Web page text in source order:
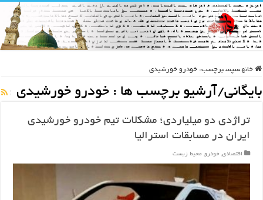
خانه سپس برچسب: خودرو خورشیدی
بایگانی/آرشیو برچسب ها : خودرو خورشیدی
تراژدی دو میلیاردی؛ مشکلات تیم خودرو خورشیدی
ایران در مسابقات استرالیا
اقتصادی, خودرو, محیط زیست